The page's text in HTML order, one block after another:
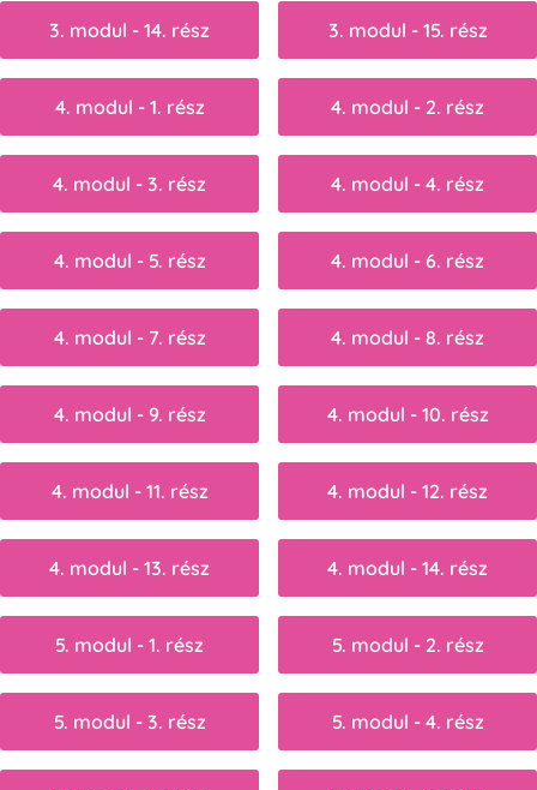
3. modul - 14. rész 3. modul - 15. rész
4. modul - 1. rész 4. modul - 2. rész
4. modul - 3. rész 4. modul - 4. rész
4. modul - 5. rész 4. modul - 6. rész
4. modul - 7. rész 4. modul - 8. rész
4. modul - 9. rész 4. modul - 10. rész
4. modul - 11. rész 4. modul - 12. rész
4. modul - 13. rész 4. modul - 14. rész
5. modul - 1. rész 5. modul - 2. rész
5. modul - 3. rész 5. modul - 4. rész